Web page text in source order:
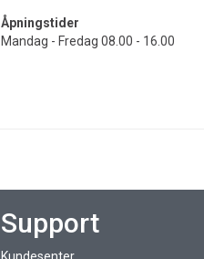
Åpningstider
Mandag - Fredag 08.00 - 16.00
Support